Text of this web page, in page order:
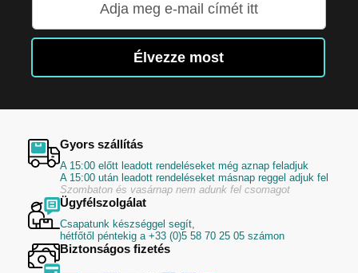
hírlevelünkre:
Élvezze most
Gyors szállítás
A 15:00 előtt leadott rendeléseket még aznap feladjuk
A 15:00 után leadott rendeléseket másnap reggel adjuk fel
Szombaton és vasárnap nem adunk fel csomagot
Ügyfélszolgálat
Csapatunk készséggel segít,
hétfőtől péntekig a +33 (0)5 58 70 25 05 számon
Biztonságos fizetés